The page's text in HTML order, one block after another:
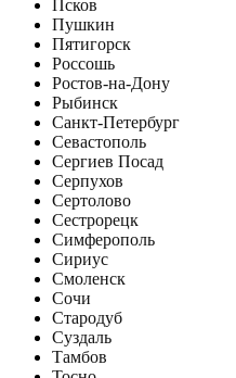
Псков
Пушкин
Пятигорск
Россошь
Ростов-на-Дону
Рыбинск
Санкт-Петербург
Севастополь
Сергиев Посад
Серпухов
Сертолово
Сестрорецк
Симферополь
Сириус
Смоленск
Сочи
Стародуб
Суздаль
Тамбов